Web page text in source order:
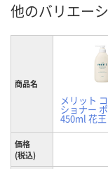
他のバリエー
商品名
メリット
ショナー
450ml 花王
価格
(税込)